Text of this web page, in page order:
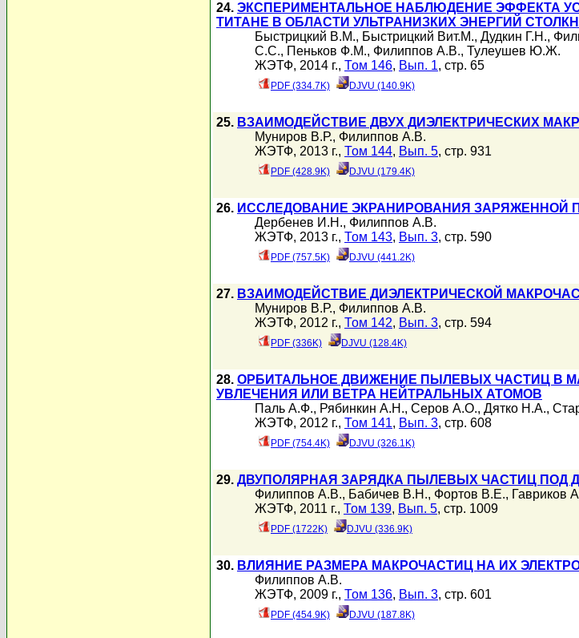
24. ЭКСПЕРИМЕНТАЛЬНОЕ НАБЛЮДЕНИЕ ЭФФЕКТА
ТИТАНЕ В ОБЛАСТИ УЛЬТРАНИЗКИХ ЭНЕРГИЙ
Быстрицкий В.М., Быстрицкий Вит.М., Дудкин Г.Н.,
С.С., Пеньков Ф.М., Филиппов А.В., Тулеушев Ю.Ж.
ЖЭТФ, 2014 г., Том 146, Вып. 1, стр. 65
PDF (334.7K) DJVU (140.9K)
25. ВЗАИМОДЕЙСТВИЕ ДВУХ ДИЭЛЕКТРИЧЕСКИХ
Муниров В.Р., Филиппов А.В.
ЖЭТФ, 2013 г., Том 144, Вып. 5, стр. 931
PDF (428.9K) DJVU (179.4K)
26. ИССЛЕДОВАНИЕ ЭКРАНИРОВАНИЯ ЗАРЯЖЕННОЙ
Дербенев И.Н., Филиппов А.В.
ЖЭТФ, 2013 г., Том 143, Вып. 3, стр. 590
PDF (757.5K) DJVU (441.2K)
27. ВЗАИМОДЕЙСТВИЕ ДИЭЛЕКТРИЧЕСКОЙ
Муниров В.Р., Филиппов А.В.
ЖЭТФ, 2012 г., Том 142, Вып. 3, стр. 594
PDF (336K) DJVU (128.4K)
28. ОРБИТАЛЬНОЕ ДВИЖЕНИЕ ПЫЛЕВЫХ ЧАСТИЦ В
УВЛЕЧЕНИЯ ИЛИ ВЕТРА НЕЙТРАЛЬНЫХ АТОМОВ
Паль А.Ф., Рябинкин А.Н., Серов А.О., Дятко Н.А.,
ЖЭТФ, 2012 г., Том 141, Вып. 3, стр. 608
PDF (754.4K) DJVU (326.1K)
29. ДВУПОЛЯРНАЯ ЗАРЯДКА ПЫЛЕВЫХ ЧАСТИЦ ПОД
Филиппов А.В., Бабичев В.Н., Фортов В.Е., Гавриков
ЖЭТФ, 2011 г., Том 139, Вып. 5, стр. 1009
PDF (1722K) DJVU (336.9K)
30. ВЛИЯНИЕ РАЗМЕРА МАКРОЧАСТИЦ НА ИХ
Филиппов А.В.
ЖЭТФ, 2009 г., Том 136, Вып. 3, стр. 601
PDF (454.9K) DJVU (187.8K)